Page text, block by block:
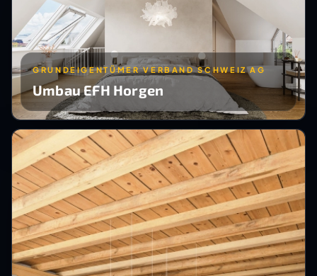
GRUNDEIGENTÜMER VERBAND SCHWEIZ AG
Umbau EFH Horgen